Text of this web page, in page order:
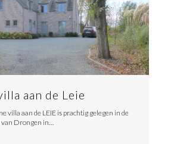
aan de Leie
villa aan de LEIE is prachtig gelegen in de
Drongen in…